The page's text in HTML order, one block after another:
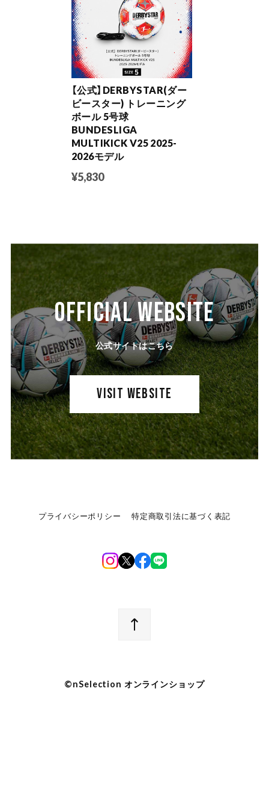
【公式】DERBYSTAR(ダー
ビースター) トレーニング
ボール 5号球
BUNDESLIGA
MULTIKICK V25 2025-
2026モデル
¥5,830
OFFICIAL WEBSITE
公式サイトはこちら
VISIT WEBSITE
プライバシーポリシー 特定商取引法に基づく表記
©︎nSelection オンラインショップ